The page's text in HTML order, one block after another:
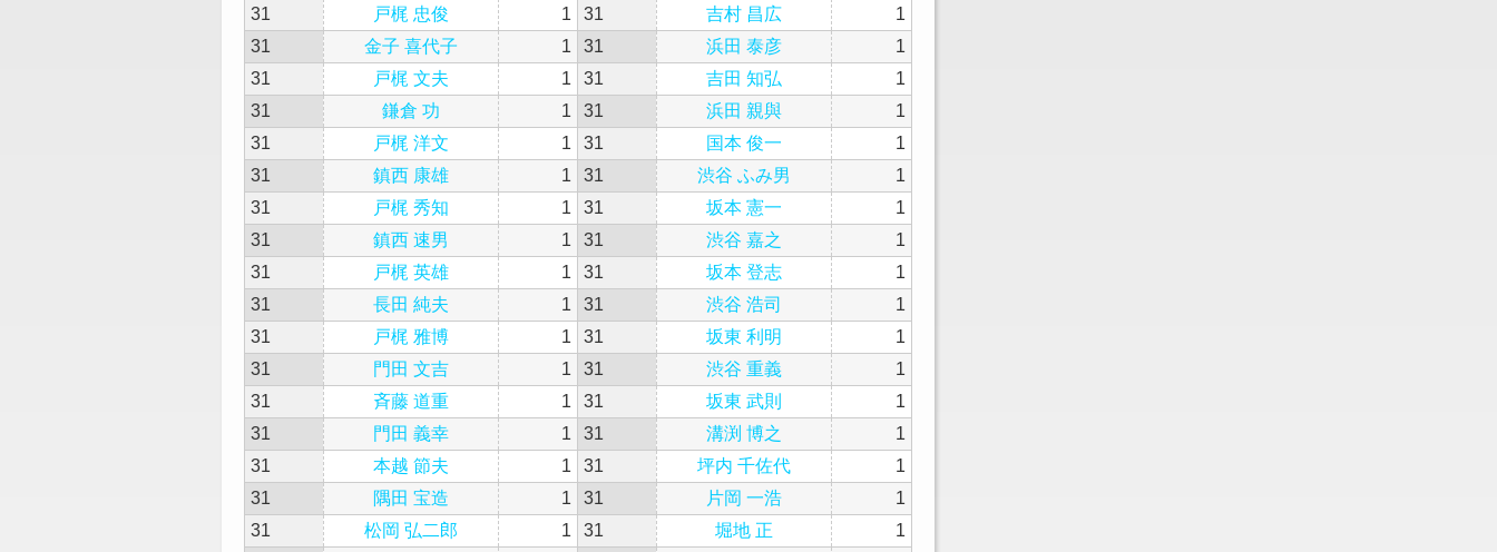
31
戸梶 忠俊 1 31 吉村 昌広
1
31
金子 喜代子 1 31 浜田 泰彦
1
31
戸梶 文夫 1 31 吉田 知弘
1
31
鎌倉 功 1 31 浜田 親與
1
31
戸梶 洋文 1 31 国本 俊一
1
31
鎮西 康雄 1 31 渋谷 ふみ男
1
31
戸梶 秀知 1 31 坂本 憲一
1
31
鎮西 速男 1 31 渋谷 嘉之
1
31
戸梶 英雄 1 31 坂本 登志
1
31
長田 純夫 1 31 渋谷 浩司
1
31
戸梶 雅博 1 31 坂東 利明
1
31
門田 文吉 1 31 渋谷 重義
1
31
斉藤 道重 1 31 坂東 武則
1
31
門田 義幸 1 31 溝渕 博之
1
31
本越 節夫 1 31 坪内 千佐代
1
31
隅田 宝造 1 31 片岡 一浩
1
31
松岡 弘二郎 1 31 堀地 正
1